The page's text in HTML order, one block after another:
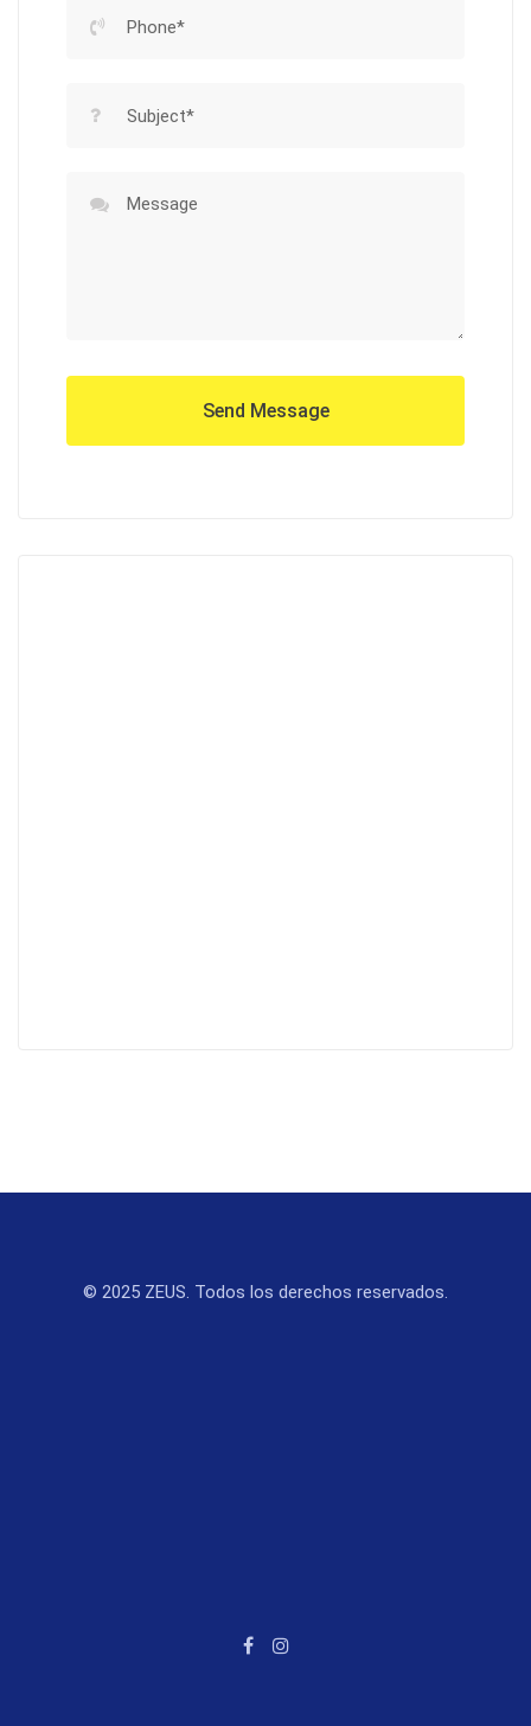
© 2025 ZEUS. Todos los derechos reservados.